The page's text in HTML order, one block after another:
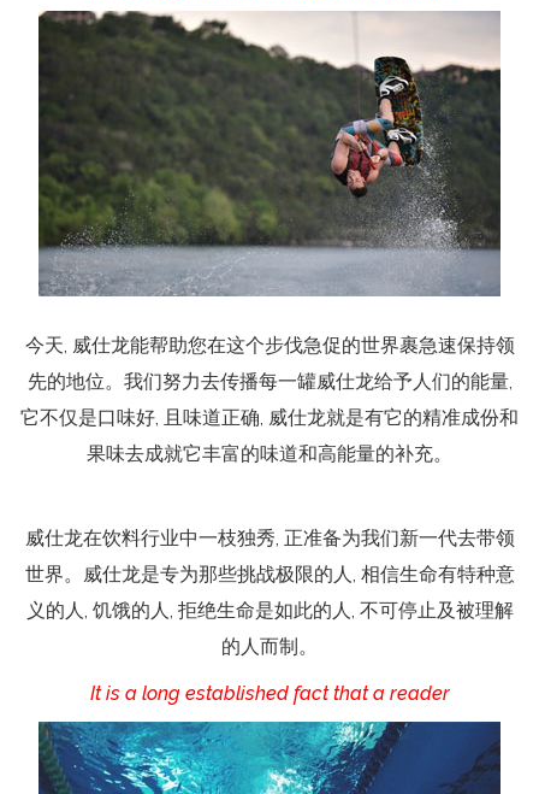
今天, 威仕龙能帮助您在这个步伐急促的世界裹急速保持领
先的地位。我们努力去传播每一罐威仕龙给予人们的能量,
它不仅是口味好, 且味道正确, 威仕龙就是有它的精准成份和
果味去成就它丰富的味道和高能量的补充。
威仕龙在饮料行业中一枝独秀, 正准备为我们新一代去带领
世界。威仕龙是专为那些挑战极限的人, 相信生命有特种意
义的人, 饥饿的人, 拒绝生命是如此的人, 不可停止及被理解
的人而制。
It is a long established fact that a reader